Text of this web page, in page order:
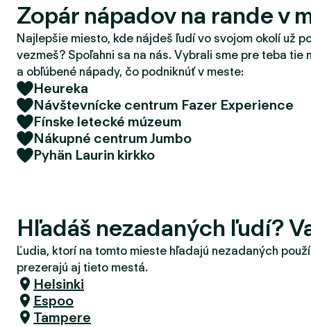
n
d
e
r
Zopár nápadov na rande v
Najlepšie miesto, kde nájdeš ľudí vo svojom okolí už
vezmeš? Spoľahni sa na nás. Vybrali sme pre teba tie
a obľúbené nápady, čo podniknúť v meste:
Heureka
Návštevnícke centrum Fazer Experience
Fínske letecké múzeum
Nákupné centrum Jumbo
Pyhän Laurin kirkko
Hľadáš nezadaných ľudí?
Ľudia, ktorí na tomto mieste hľadajú nezadaných
prezerajú aj tieto mestá.
Helsinki
Espoo
Tampere